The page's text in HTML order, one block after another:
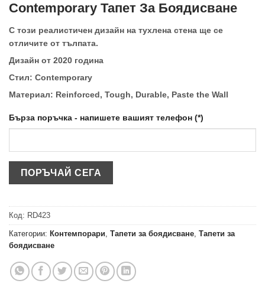
Contemporary Тапет За Боядисване
С този реалистичен дизайн на тухлена стена ще се
отличите от тълпата.
Дизайн от 2020 година
Стил: Contemporary
Материал: Reinforced, Tough, Durable, Paste the Wall
Бърза поръчка - напишете вашият телефон (*)
Код: RD423
Категории: Контемпорари Тапети за боядисване Тапети за
боядисване